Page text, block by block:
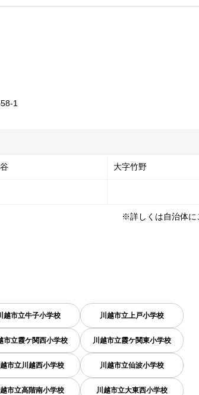
1
大字竹野
※詳しくは自治体に
越市立牛子小学校 川越市立上戸小学校
市立霞ケ関西小学校 川越市立霞ケ関東小学校
市立川越西小学校 川越市立仙波小学校
市立高階南小学校 川越市立大東西小学校